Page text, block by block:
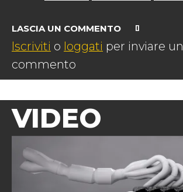
LASCIA UN COMMENTO
Iscriviti o loggati per inviare un
commento
VIDEO